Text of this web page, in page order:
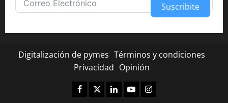
Suscribite
Digitalización de pymes Términos y condiciones
Privacidad Opinión
Facebook
TwitterLinkedinYoutubeInstagram